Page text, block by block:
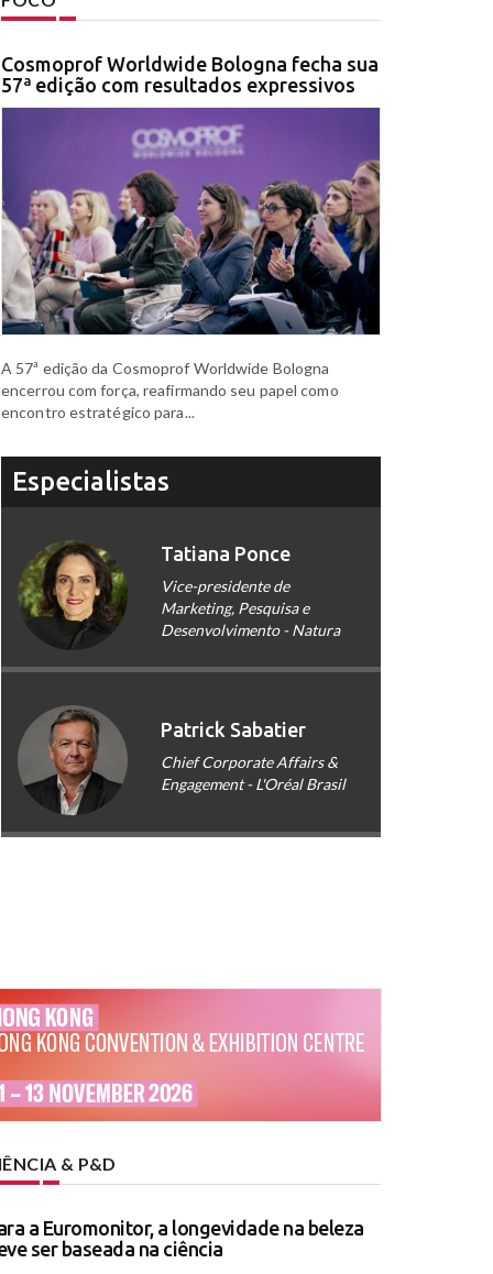
Cosmoprof Worldwide Bologna fecha sua
57ª edição com resultados expressivos
A 57ª edição da Cosmoprof Worldwide Bologna
encerrou com força, reafirmando seu papel como
encontro estratégico para...
Especialistas
Tatiana Ponce
Vice-presidente de
Marketing, Pesquisa e
Desenvolvimento - Natura
Patrick Sabatier
Chief Corporate Affairs &
Engagement - L'Oréal Brasil
& P&D
a Euromonitor, a longevidade na beleza
ser baseada na ciência